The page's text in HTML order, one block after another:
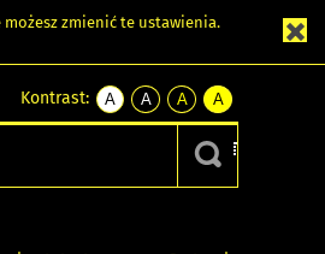
zmienić te ustawienia.
Kontrast:
A
kontrast
A
kontrast
czarnym
A
kontrast
żółty
tekst
czarnym
A
kontrast
czarny
tekst
żółtym